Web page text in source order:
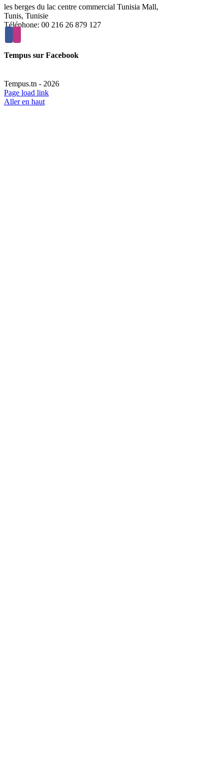
les berges du lac centre commercial Tunisia Mall,
Tunis, Tunisie
Téléphone: 00 216 26 879 127
Tempus sur Facebook
Tempus.tn - 2026
Page load link
Aller en haut